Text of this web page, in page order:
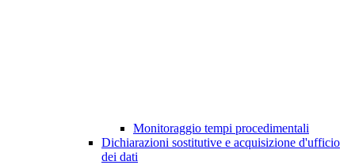
Monitoraggio tempi procedimentali
Dichiarazioni sostitutive e acquisizione d'ufficio
dei dati